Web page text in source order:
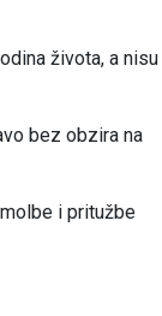
života, a nisu
bez obzira na
i pritužbe